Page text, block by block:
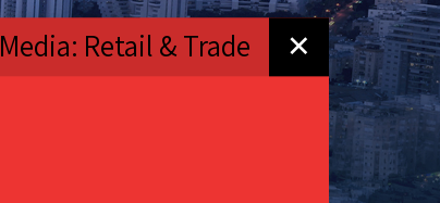
✕
Media: Retail & Trade